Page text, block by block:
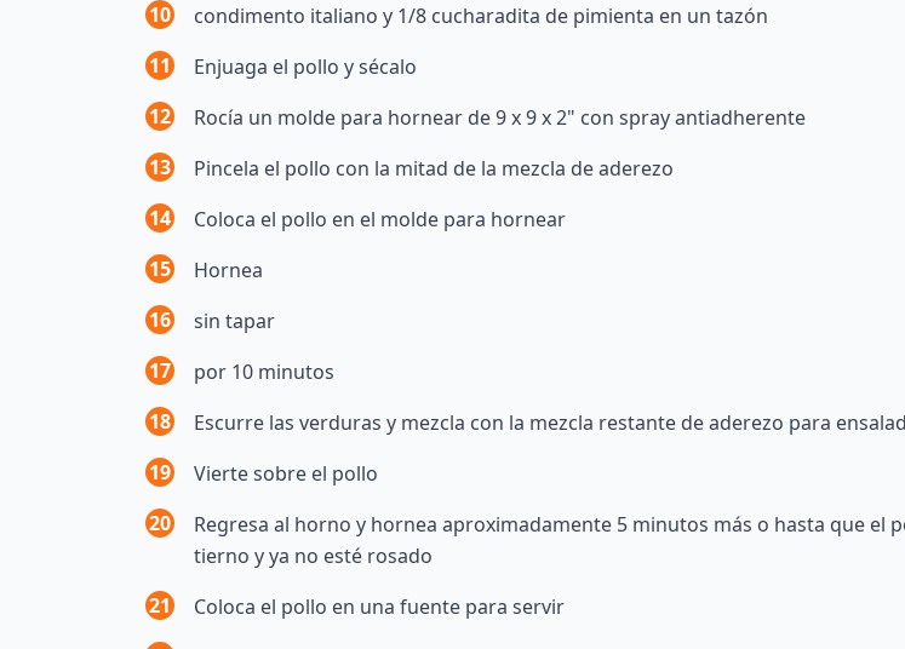
10
condimento italiano y 1/8 cucharadita de pimienta en un tazón
11
Enjuaga el pollo y sécalo
12
Rocía un molde para hornear de 9 x 9 x 2" con spray antiadherente
13
Pincela el pollo con la mitad de la mezcla de aderezo
14
Coloca el pollo en el molde para hornear
15
Hornea
16
sin tapar
17
por 10 minutos
18
Escurre las verduras y mezcla con la mezcla restante de aderezo para
19
Vierte sobre el pollo
20
Regresa al horno y hornea aproximadamente 5 minutos más o hasta que el
tierno y ya no esté rosado
21
Coloca el pollo en una fuente para servir